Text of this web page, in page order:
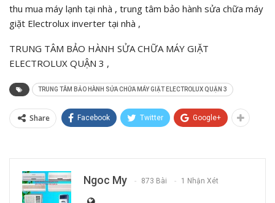
thu mua máy lạnh tại nhà , trung tâm bảo hành sửa chữa máy
giặt Electrolux inverter tại nhà ,
TRUNG TÂM BẢO HÀNH SỬA CHỮA MÁY GIẶT
ELECTROLUX QUẬN 3 ,
TRUNG TÂM BẢO HÀNH SỬA CHỮA MÁY GIẶT ELECTROLUX QUẬN 3
Share Facebook Twitter Google+
Ngoc My 873 Bài 1 Nhận Xét